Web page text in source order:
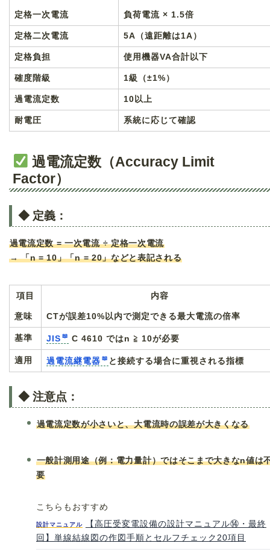
定格一次電流 負荷電流 × 1.5倍
定格二次電流 5A（遠距離は1A）
定格負担 使用機器VA合計以下
確度階級 1級（±1%）
過電流定数 10以上
耐電圧 系統に応じて確認
過電流定数（Accuracy Limit
Factor）
◆ 定義：
過電流定数 = 一次電流 ÷ 定格一次電流
→ 「n = 10」「n = 20」などと表記される
項目 内容
意味 CTが誤差10%以内で測定できる最大電流の倍率
基準 JIS C 4610 ではn ≧ 10が必要
適用 過電流継電器 と接続する場合に重視される指標
◆ 注意点：
過電流定数が小さいと、大電流時の誤差が大きくなる
一般計測用途（例：電力量計）ではそこまで大きなn値は
要
こちらもおすすめ
設計マニュアル
【高圧受変電設備の設計マニュアル⑭・最終
回】単線結線図の作図手順とセルフチェック20項目